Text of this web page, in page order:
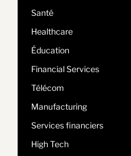
Santé
Healthcare
Éducation
Financial Services
Télécom
Manufacturing
Services financiers
High Tech